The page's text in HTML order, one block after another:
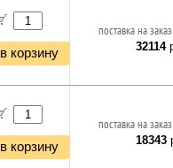
в корзину
поставка на
32114
в корзину
поставка на
18343